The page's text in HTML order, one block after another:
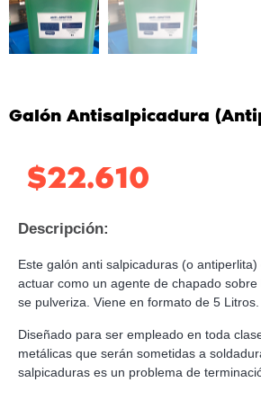
Galón Antisalpicadura
$22.610
Descripción:
Este galón anti salpicaduras (o
actuar como un agente de chapado
se pulveriza. Viene en formato de 5 Litros.
Diseñado para ser empleado en toda
metálicas que serán sometidas a
salpicaduras es un problema de